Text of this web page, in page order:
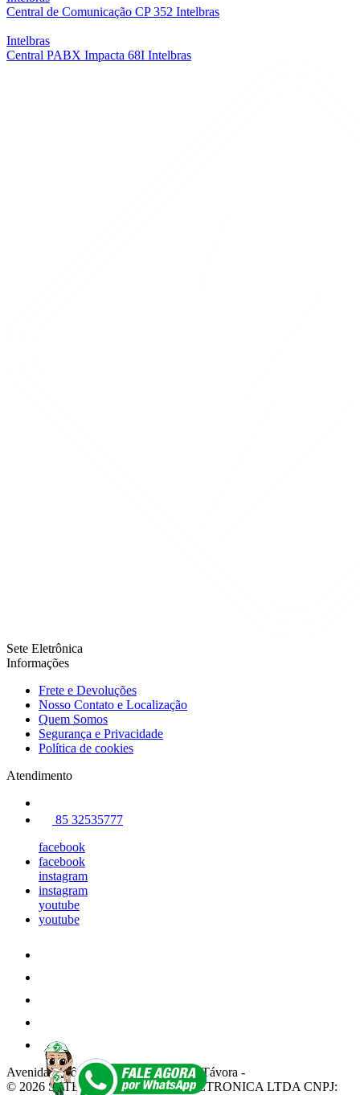
Central de Comunicação CP 352 Intelbras
Intelbras
Central PABX Impacta 68I Intelbras
Sete Eletrônica
Informações
Frete e Devoluções
Nosso Contato e Localização
Quem Somos
Segurança e Privacidade
Política de cookies
Atendimento
85 32535777
facebook
facebook
instagram
instagram
youtube
youtube
Avenida Antônio Sales 542-Joaquim Távora -
© 2026 SETE TECNOLOGIA E ELETRONICA LTDA CNPJ: